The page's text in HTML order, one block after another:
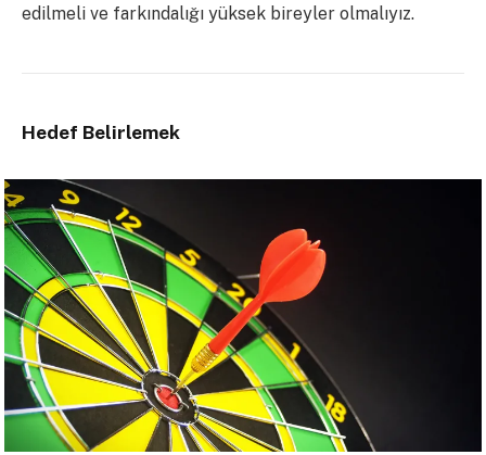
edilmeli ve farkındalığı yüksek bireyler olmalıyız.
Hedef Belirlemek